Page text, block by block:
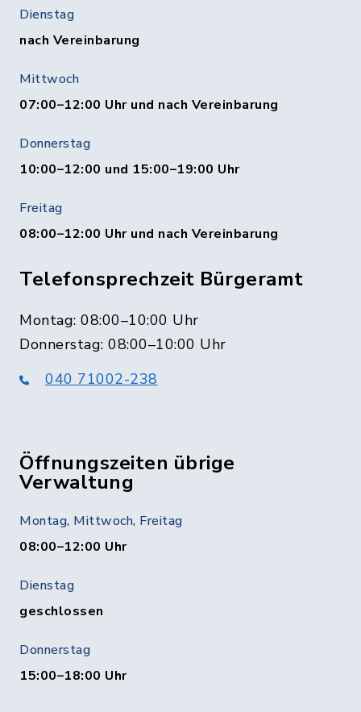
Dienstag
nach Vereinbarung
Mittwoch
07:00–12:00 Uhr und nach Vereinbarung
Donnerstag
10:00–12:00 und 15:00–19:00 Uhr
Freitag
08:00–12:00 Uhr und nach Vereinbarung
Telefonsprechzeit Bürgeramt
Montag: 08:00–10:00 Uhr
Donnerstag: 08:00–10:00 Uhr
040 71002-238
Öffnungszeiten übrige
Verwaltung
Montag, Mittwoch, Freitag
08:00–12:00 Uhr
Dienstag
geschlossen
Donnerstag
15:00–18:00 Uhr